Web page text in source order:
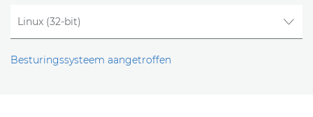
Besturingssysteem aangetroffen